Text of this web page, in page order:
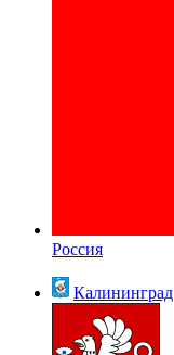
Россия
Калининград